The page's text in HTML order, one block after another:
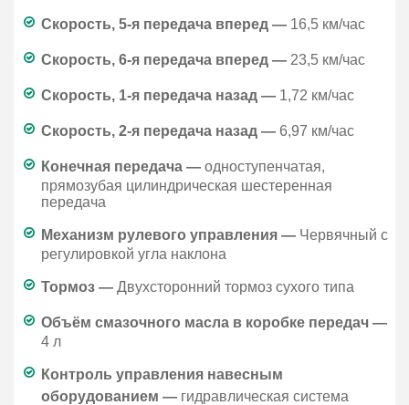
Скорость, 5-я передача вперед — 16,5 км/час
Скорость, 6-я передача вперед — 23,5 км/час
Скорость, 1-я передача назад — 1,72 км/час
Скорость, 2-я передача назад — 6,97 км/час
Конечная передача — одноступенчатая,
прямозубая цилиндрическая шестеренная
передача
Механизм рулевого управления — Червячный с
регулировкой угла наклона
Тормоз — Двухсторонний тормоз сухого типа
Объём смазочного масла в коробке передач —
4 л
Контроль управления навесным
оборудованием — гидравлическая система